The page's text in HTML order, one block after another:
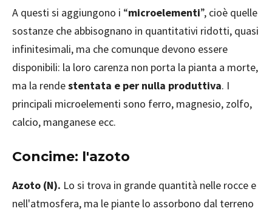
A questi si aggiungono i “microelementi”, cioè quelle
sostanze che abbisognano in quantitativi ridotti, quasi
infinitesimali, ma che comunque devono essere
disponibili: la loro carenza non porta la pianta a morte,
ma la rendestentata e per nulla produttiva. I
principali microelementi sono ferro, magnesio, zolfo,
calcio, manganese ecc.
Concime: l'azoto
Azoto (N). Lo si trova in grande quantità nelle rocce e
nell'atmosfera, ma le piante lo assorbono dal terreno